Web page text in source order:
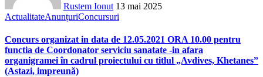
Rustem Ionut 13 mai 2025
ActualitateAnunțuriConcursuri
Concurs organizat in data de 12.05.2021 ORA 10.00 pentru
functia de Coordonator serviciu sanatate -in afara
organigramei în cadrul proiectului cu titlul „Avdives, Khetanes”
(Astazi, impreună)